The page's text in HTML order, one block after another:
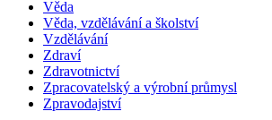
Věda
Věda, vzdělávání a školství
Vzdělávání
Zdraví
Zdravotnictví
Zpracovatelský a výrobní průmysl
Zpravodajství